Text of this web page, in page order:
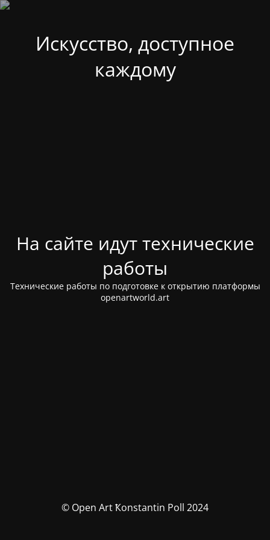
Искусство, доступное
каждому
На сайте идут технические
работы
Технические работы по подготовке к открытию платформы
openartworld.art
© Open Art Ҟonstantin Poll 2024